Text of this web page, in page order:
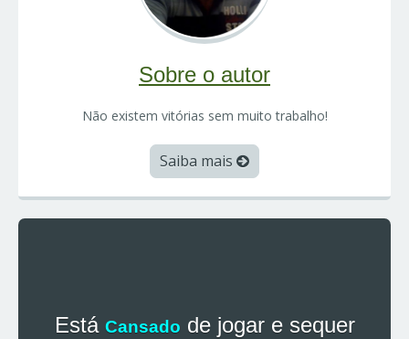
Sobre o autor
Não existem vitórias sem muito trabalho!
Saiba mais
Está Cansado de jogar e sequer